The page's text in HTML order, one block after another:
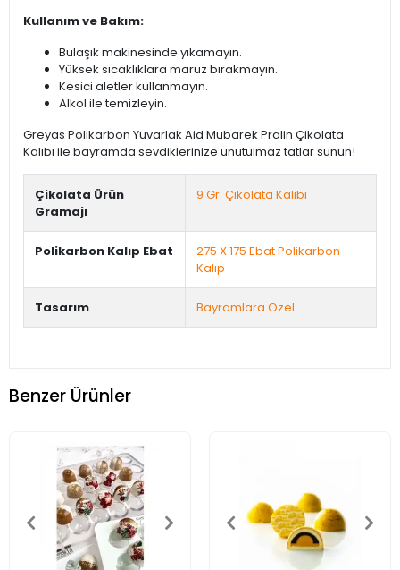
Kullanım ve Bakım:
Bulaşık makinesinde yıkamayın.
Yüksek sıcaklıklara maruz bırakmayın.
Kesici aletler kullanmayın.
Alkol ile temizleyin.
Greyas Polikarbon Yuvarlak Aid Mubarek Pralin Çikolata
Kalıbı ile bayramda sevdiklerinize unutulmaz tatlar sunun!
Çikolata Ürün
Gramajı
9 Gr. Çikolata Kalıbı
Polikarbon Kalıp Ebat
275 X 175 Ebat Polikarbon
Kalıp
Tasarım Bayramlara Özel
Benzer Ürünler